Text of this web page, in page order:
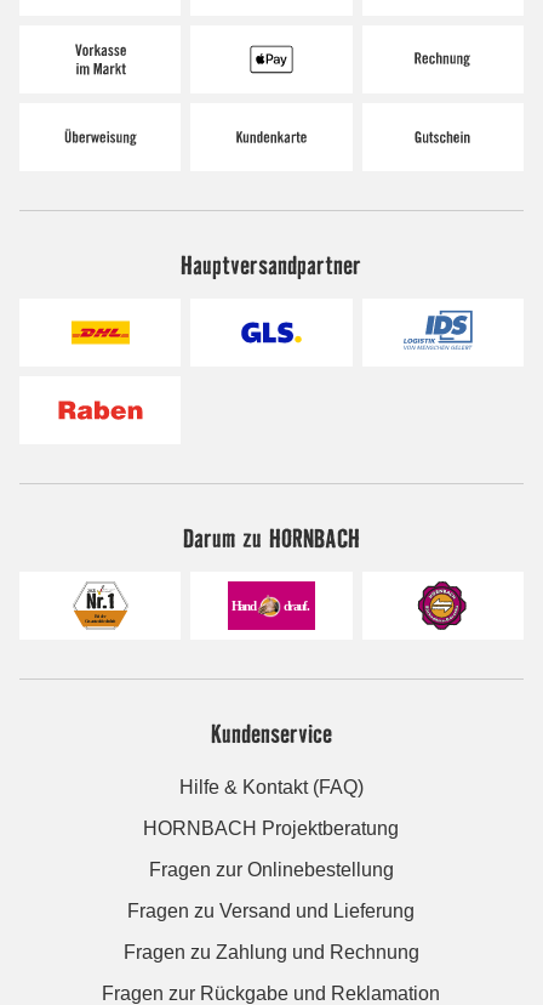
Hauptversandpartner
Darum zu HORNBACH
Kundenservice
Hilfe & Kontakt (FAQ)
HORNBACH Projektberatung
Fragen zur Onlinebestellung
Fragen zu Versand und Lieferung
Fragen zu Zahlung und Rechnung
Fragen zur Rückgabe und Reklamation